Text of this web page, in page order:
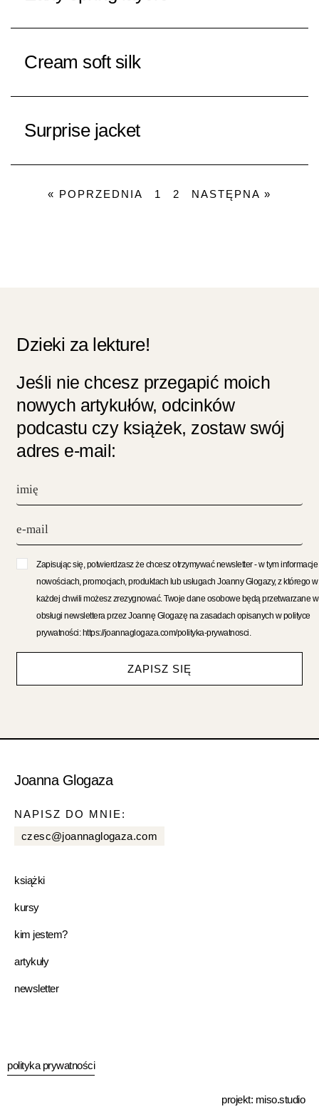
Cream soft silk
Surprise jacket
« POPRZEDNIA 1 2 NASTĘPNA »
Dzieki za lekture!
Jeśli nie chcesz przegapić moich
nowych artykułów, odcinków
podcastu czy książek, zostaw swój
adres e-mail:
Zapisując się, potwierdzasz że chcesz otrzymywać newsletter - w tym informacje
nowościach, promocjach, produktach lub usługach Joanny Glogazy, z którego w
każdej chwili możesz zrezygnować. Twoje dane osobowe będą przetwarzane
obsługi newslettera przez Joannę Glogazę na zasadach opisanych w polityce
prywatności: https://joannaglogaza.com/polityka-prywatnosci.
ZAPISZ SIĘ
Joanna Glogaza
NAPISZ DO MNIE:
czesc@joannaglogaza.com
książki
kursy
kim jestem?
artykuły
newsletter
polityka prywatności
projekt: miso.studio